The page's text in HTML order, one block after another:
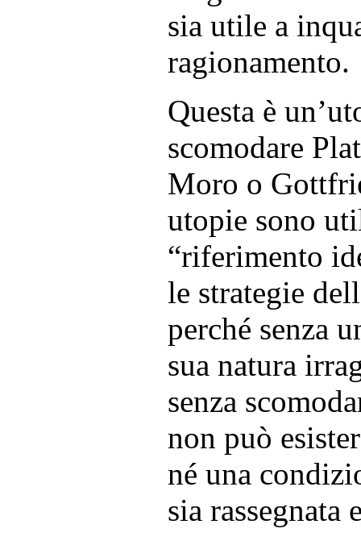
sia utile a
ragionamento.
Questa è
scomodare
Moro o
utopie sono
“riferimento
le strategie
perché senza
sua natura
senza
non può
né una
sia rassegnata